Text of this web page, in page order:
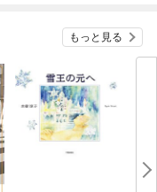
もっと見る